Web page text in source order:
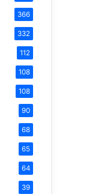
366
332
112
108
108
90
68
65
64
39